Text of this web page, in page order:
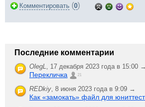
Комментировать (0)
Последние комментарии
OlegL, 17 декабря 2023 года в 15:00 →
Перекличка 21
REDkiy, 8 июня 2023 года в 9:09 →
Как «замокать» файл для